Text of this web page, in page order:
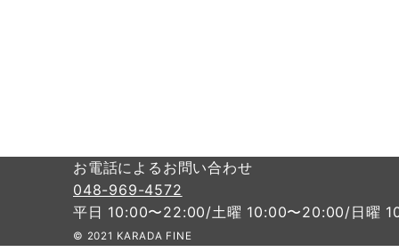
お電話によるお問い合わせ
048-969-4572
平日 10:00〜22:00/土曜 10:00〜20:00/日曜
© 2021 KARADA FINE